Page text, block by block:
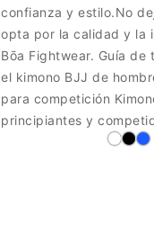
confianza y estilo.No
opta por la calidad y la
Bōa Fightwear. Guía de
el kimono BJJ de
para competición
principiantes y